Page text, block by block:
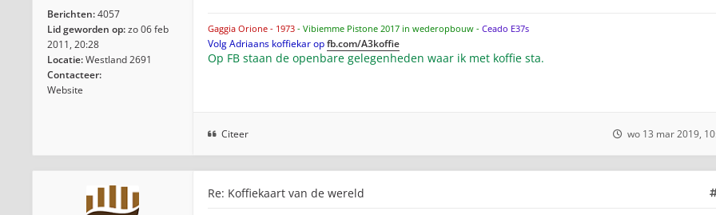
Berichten:4057
Lid geworden op:zo 06 feb
2011, 20:28
Locatie:Westland 2691
Contacteer:
Website
Gaggia Orione - 1973 - Vibiemme Pistone 2017 in wederopbouw - Ceado E37s
Volg Adriaans koffiekar opfb.com/A3koffie
Op FB staan de openbare gelegenheden waar ik met koffie sta.
Citeer wo 13 mar 2019,
Re: Koffiekaart van de wereld